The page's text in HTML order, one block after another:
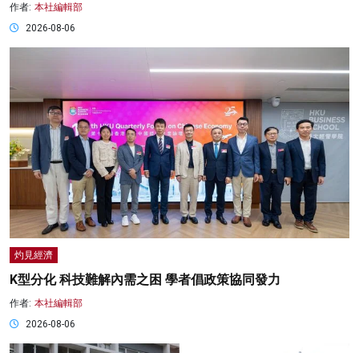
作者: 本社編輯部
2026-08-06
灼見經濟
K型分化 科技難解內需之困 學者倡政策協同發力
作者: 本社編輯部
2026-08-06